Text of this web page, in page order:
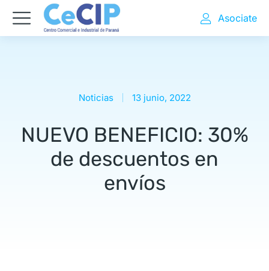
Asociate
Noticias 13 junio, 2022
NUEVO BENEFICIO: 30%
de descuentos en
envíos